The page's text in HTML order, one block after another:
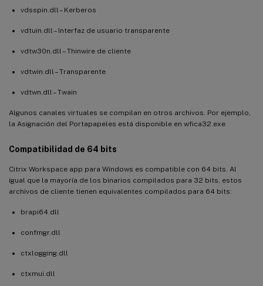
vdsspin.dll – Kerberos
vdtuin.dll – Interfaz de usuario transparente
vdtw30n.dll – Thinwire de cliente
vdtwin.dll – Transparente
vdtwn.dll – Twain
Algunos canales virtuales se compilan en otros archivos. Por ejemplo,
la Asignación del Portapapeles está disponible en wfica32.exe
Compatibilidad de 64 bits
Citrix Workspace app para Windows es compatible con 64 bits. Al
igual que la mayoría de los binarios compilados para 32 bits, estos
archivos de cliente tienen equivalentes compilados para 64 bits:
brapi64.dll
confmgr.dll
ctxlogging.dll
ctxmui.dll